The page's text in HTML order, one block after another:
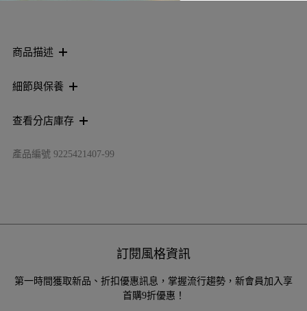
商品描述
細節與保養
查看分店庫存
產品編號 9225421407-99
訂閱風格資訊
第一時間獲取新品、折扣優惠訊息，掌握流行趨勢，新會員加入享
首購9折優惠！